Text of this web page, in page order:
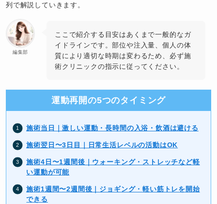
列で解説していきます。
編集部
ここで紹介する目安はあくまで一般的なガ
イドラインです。部位や注入量、個人の体
質により適切な時期は変わるため、必ず施
術クリニックの指示に従ってください。
運動再開の5つのタイミング
施術当日｜激しい運動・長時間の入浴・飲酒は避ける
施術翌日〜3日目｜日常生活レベルの活動はOK
施術4日〜1週間後｜ウォーキング・ストレッチなど軽
い運動が可能
施術1週間〜2週間後｜ジョギング・軽い筋トレを開始
できる